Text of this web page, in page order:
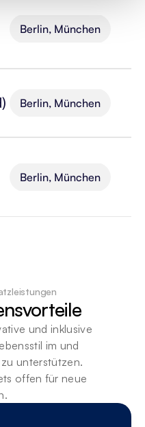
Berlin, München
Berlin, München
Berlin, München
und inklusive
im und
unterstützen.
offen für neue